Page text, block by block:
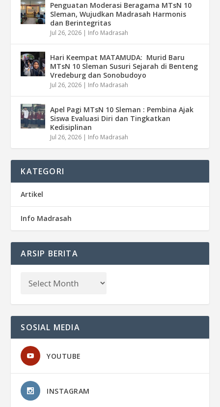
Penguatan Moderasi Beragama MTsN 10
Sleman, Wujudkan Madrasah Harmonis
dan Berintegritas
Jul 26, 2026 | Info Madrasah
Hari Keempat MATAMUDA: Murid Baru
MTsN 10 Sleman Susuri Sejarah di Benteng
Vredeburg dan Sonobudoyo
Jul 26, 2026 | Info Madrasah
Apel Pagi MTsN 10 Sleman : Pembina Ajak
Siswa Evaluasi Diri dan Tingkatkan
Kedisiplinan
Jul 26, 2026 | Info Madrasah
KATEGORI
Artikel
Info Madrasah
ARSIP BERITA
SOSIAL MEDIA
YOUTUBE
INSTAGRAM